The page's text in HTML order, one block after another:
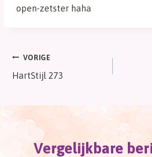
open-zetster haha
Bericht
navigatie
VORIGE
HartStijl 273
Vergelijkbare